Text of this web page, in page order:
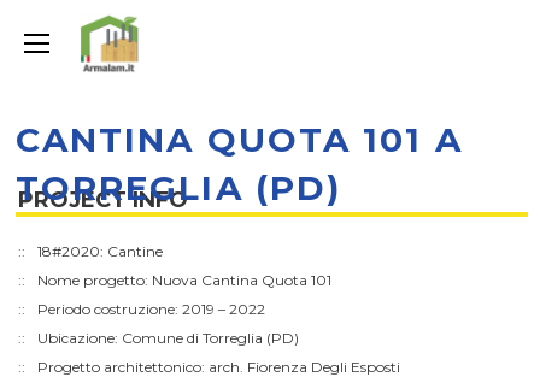
CANTINA QUOTA 101 A
TORREGLIA (PD)
PROJECT INFO
18#2020: Cantine
­Nome progetto: Nuova Cantina Quota 101
Periodo costruzione: 2019 – 2022
Ubicazione: Comune di Torreglia (PD)
Progetto architettonico: arch. Fiorenza Degli Esposti